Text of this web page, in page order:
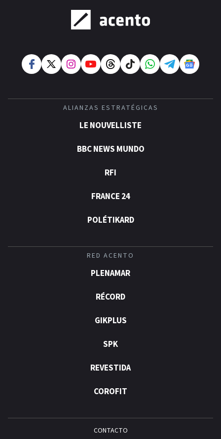
ALIANZAS ESTRATÉGICAS
LE NOUVELLISTE
BBC NEWS MUNDO
RFI
FRANCE 24
POLÉTIKARD
RED ACENTO
PLENAMAR
RÉCORD
GIKPLUS
SPK
REVESTIDA
COROFIT
CONTACTO